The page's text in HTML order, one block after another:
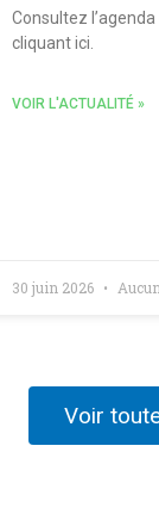
Consultez
cliquant ici.
VOIR L'ACTUALITÉ »
30 juin 2026
Voir